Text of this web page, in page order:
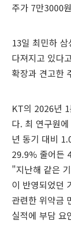
주가 7만3000
13일 최민하
다져지고 있다
확장과 견고한
KT의 2026년
다. 최 연구원
년 동기 대비
29.9% 줄어든
"지난해 같은
이 반영되었던
관련한 위약금
실적에 부담 요